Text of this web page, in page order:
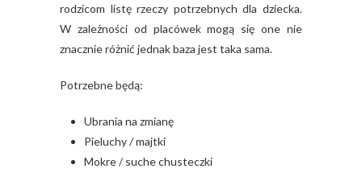
rodzicom listę rzeczy potrzebnych dla dziecka.
W zależności od placówek mogą się one nie
znacznie różnić jednak baza jest taka sama.
Potrzebne będą:
Ubrania na zmianę
Pieluchy / majtki
Mokre / suche chusteczki